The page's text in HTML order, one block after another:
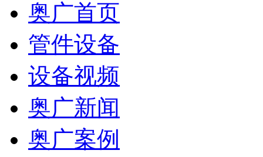
奥广首页
管件设备
设备视频
奥广新闻
奥广案例